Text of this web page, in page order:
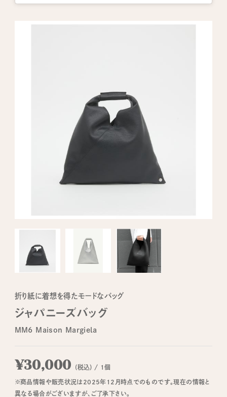
折り紙に着想を得たモードなバッグ
ジャパニーズバッグ
MM6 Maison Margiela
¥30,000 (税込) / 1個
※商品情報や販売状況は2025年12月時点でのものです。現在の情報と
異なる場合がございますが、ご了承下さい。